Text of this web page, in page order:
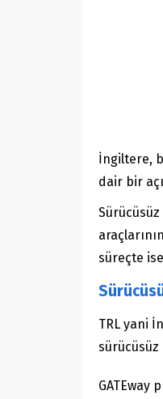
İngiltere,
dair bir
süreçte
TRL yani
GATEway